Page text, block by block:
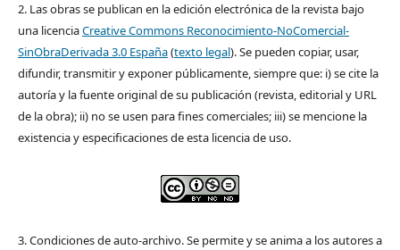
2. Las obras se publican en la edición electrónica de la revista bajo
una licenciaCreative Commons Reconocimiento-NoComercial-
SinObraDerivada 3.0 España(texto legal). Se pueden copiar, usar,
difundir, transmitir y exponer públicamente, siempre que: i) se cite la
autoría y la fuente original de su publicación (revista, editorial y URL
de la obra); ii) no se usen para fines comerciales; iii) se mencione la
existencia y especificaciones de esta licencia de uso.
3. Condiciones de auto-archivo. Se permite y se anima a los autores a